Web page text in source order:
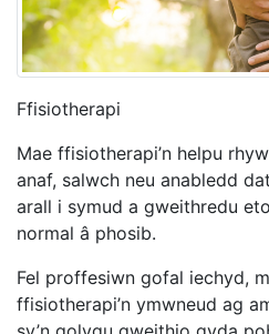
Ffisiotherapi
Mae ffisiotherapi’n helpu
anaf, salwch neu anabledd
arall i symud a gweithredu
normal â phosib.
Fel proffesiwn gofal iechyd,
ffisiotherapi’n ymwneud ag